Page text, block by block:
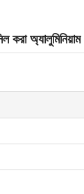
করা